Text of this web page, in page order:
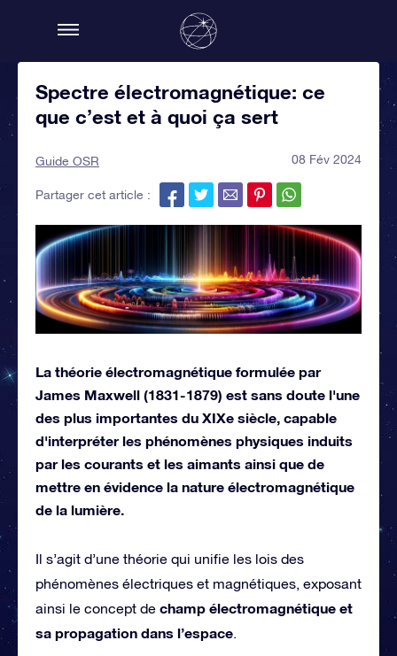
Spectre électromagnétique: ce
que c’est et à quoi ça sert
Guide OSR 08 Fév 2024
Partager cet article :
La théorie électromagnétique formulée par
James Maxwell (1831-1879) est sans doute l'une
des plus importantes du XIXe siècle, capable
d'interpréter les phénomènes physiques induits
par les courants et les aimants ainsi que de
mettre en évidence la nature électromagnétique
de la lumière.
Il s’agit d’une théorie qui unifie les lois des
phénomènes électriques et magnétiques, exposant
ainsi le concept de champ électromagnétique et
sa propagation dans l’espace.